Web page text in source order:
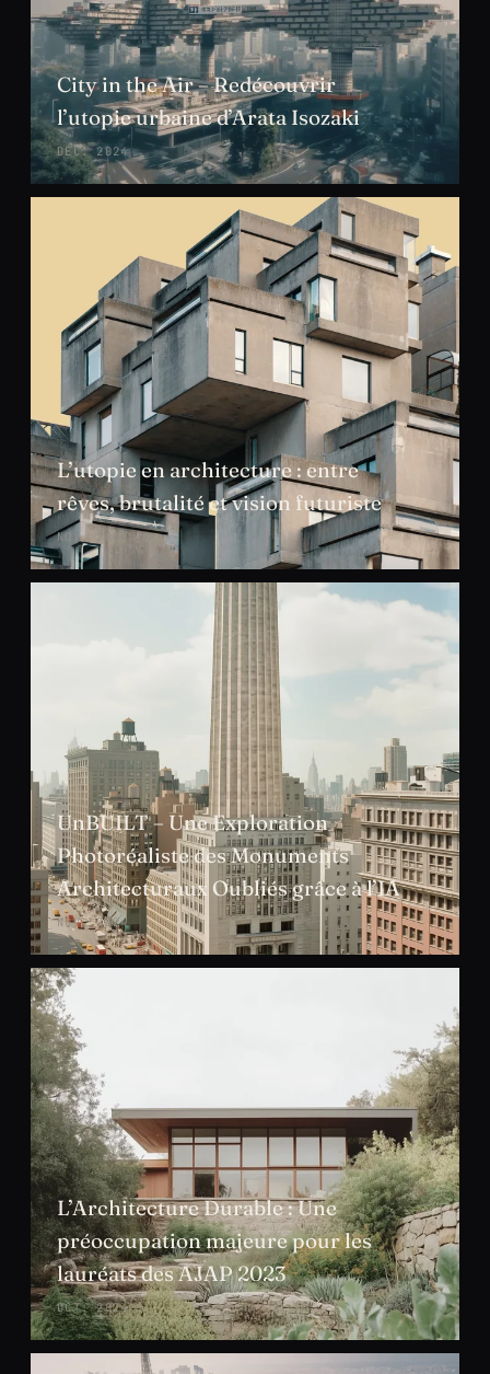
City in the Air – Redécouvrir
l’utopie urbaine d’Arata Isozaki
DÉC. 2024
L’utopie en architecture : entre
rêves, brutalité et vision futuriste
NOV. 2024
UnBUILT – Une Exploration
Photoréaliste des Monuments
Architecturaux Oubliés grâce à l’IA
NOV. 2024
L’Architecture Durable : Une
préoccupation majeure pour les
lauréats des AJAP 2023
OCT. 2024